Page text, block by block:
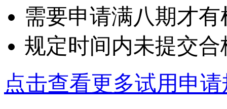
需要申请满八期才
规定时间内未提交
点击查看更多试用申